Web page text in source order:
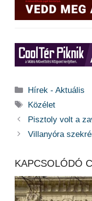
Kategória
Hírek - Aktuális
Címkék
Közélet
Pisztoly volt a
Villanyóra
KAPCSOLÓDÓ